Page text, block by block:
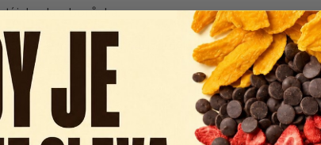
jahoda a borůvka.
%, černý rybíz 1,1 %, borůvky 1,0 %, extrakt z